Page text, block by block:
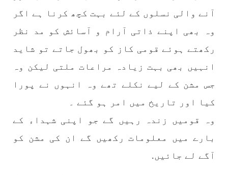
بلوچ اسٹوڈنٹس ایکشن کمیٹی کے مرکزی ترجمان
تیسرا مرکزی کونسل سیشن بیاد شہید صبا
تالپور
1715 VIEWS
آنے والی نسلوں کے لئے بہت کچھ کرنا ہے اگر
وہ بھی اپنے ذاتی آرام و آسائش کو مد نظر
رکھتے ہوئے قومی کاز کو بھول جاتے تو شاید
انہیں بھی بہت زیادہ مراعات ملتی لیکن وہ
جس مشن کے لیے نکلے تھے وہ انہوں نے پورا
کیا اور تاریخ میں امر ہو گئے ۔
وہ قومیں زندہ رہیں گے جو اپنی شہداء کے
بارے میں معلومات رکھیں گے ان کی مشن کو
آگے لے جائیں.